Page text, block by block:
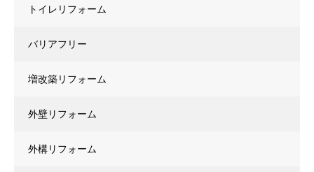
トイレリフォーム
バリアフリー
増改築リフォーム
外壁リフォーム
外構リフォーム